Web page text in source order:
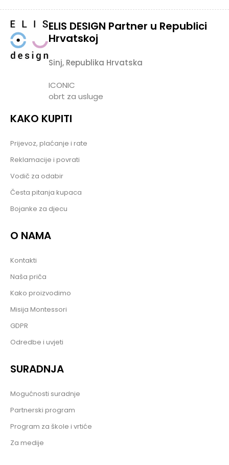
ELIS DESIGN Partner u Republici
Hrvatskoj
Sinj, Republika Hrvatska
ICONIC
obrt za usluge
KAKO KUPITI
Prijevoz, plaćanje i rate
Reklamacije i povrati
Vodič za odabir
Česta pitanja kupaca
Bojanke za djecu
O NAMA
Kontakti
Naša priča
Kako proizvodimo
Misija Montessori
GDPR
Odredbe i uvjeti
SURADNJA
Mogućnosti suradnje
Partnerski program
Program za škole i vrtiće
Za medije